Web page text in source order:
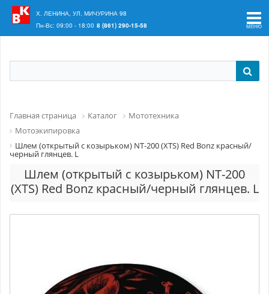
Ваш регион:
Х. ЛЕНИНА, УЛ. МИЧУРИНА 98
Пн-Вс: 09:00 - 18:00 8 (861) 290-15-58
Главная страница Каталог
Мототехника
Мотоэкипировка
Шлем (открытый с козырьком) NТ-200 (XTS) Red Bonz красный/
черный глянцев. L
Шлем (открытый с козырьком) NТ-200
(XTS) Red Bonz красный/черный глянцев. L